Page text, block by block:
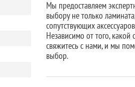
Мы предоставляем
выбору не только
сопутствующих
Независимо от того, какой
свяжитесь с нами, и мы
выбор.